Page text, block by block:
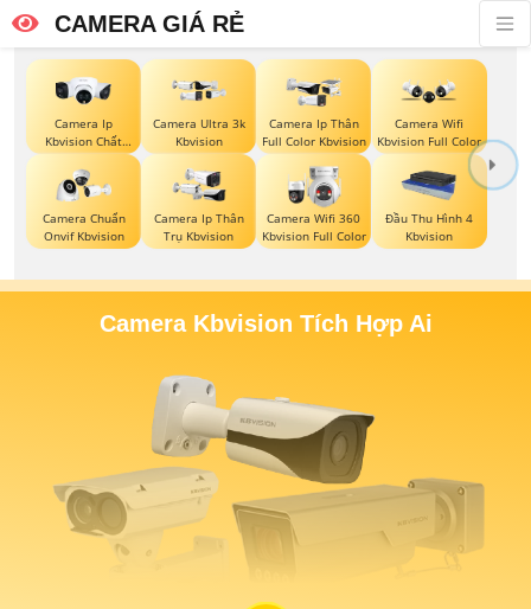
CAMERA GIÁ RẺ
Camera Ip
Kbvision Chất
Lượng
Camera Ultra 3k
Kbvision
Camera Ip Thân
Full Color Kbvision
Camera Wifi
Kbvision Full Color
Camera Chuẩn
Onvif Kbvision
Camera Ip Thân
Trụ Kbvision
Camera Wifi 360
Kbvision Full Color
Đầu Thu Hình 4
Kbvision
Camera Kbvision Tích Hợp Ai